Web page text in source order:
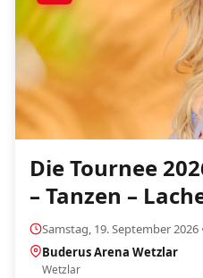
Die Tournee
– Tanzen –
Samstag, 19. September 2026
Buderus Arena Wetzlar
Wetzlar